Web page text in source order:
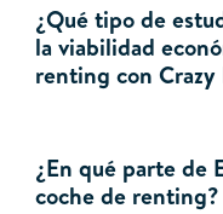
¿Qué tipo de
la viabilidad
renting con
¿En qué parte de
coche de renting?